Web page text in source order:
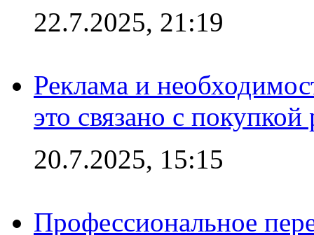
22.7.2025, 21:19
Реклама и
это связано с покупкой
20.7.2025, 15:15
Профессиональное